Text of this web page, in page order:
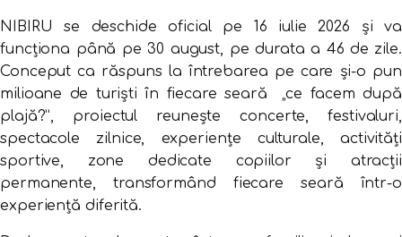
NIBIRU se deschide oficial pe 16 iulie 2026 și va
funcționa până pe 30 august, pe durata a 46 de zile.
Conceput ca răspuns la întrebarea pe care și-o pun
milioane de turiști în fiecare seară „ce facem după
plajă?”, proiectul reunește concerte, festivaluri,
spectacole zilnice, experiențe culturale, activități
sportive, zone dedicate copiilor și atracții
permanente, transformând fiecare seară într-o
experiență diferită.